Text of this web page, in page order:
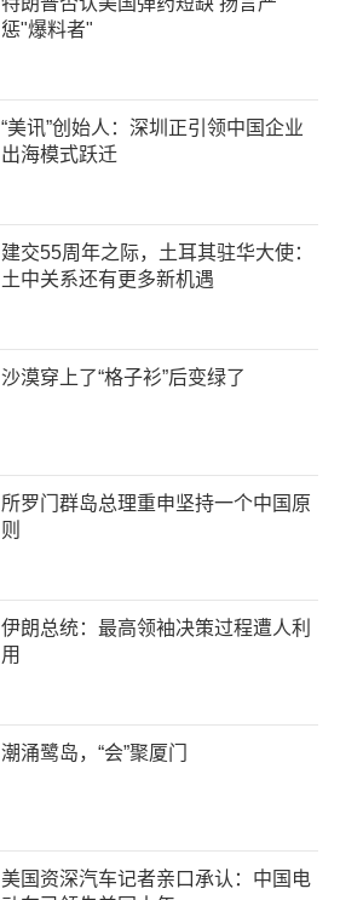
惩"爆料者"
“美讯”创始人：深圳正引领中国企业
出海模式跃迁
建交55周年之际，土耳其驻华大使：
土中关系还有更多新机遇
沙漠穿上了“格子衫”后变绿了
所罗门群岛总理重申坚持一个中国原
则
伊朗总统：最高领袖决策过程遭人利
用
潮涌鹭岛，“会”聚厦门
美国资深汽车记者亲口承认：中国电